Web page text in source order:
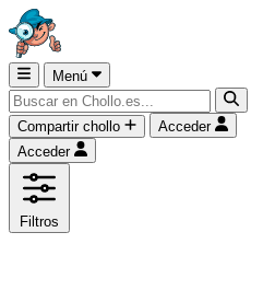
Menú
Compartir chollo
Acceder
Acceder
Filtros